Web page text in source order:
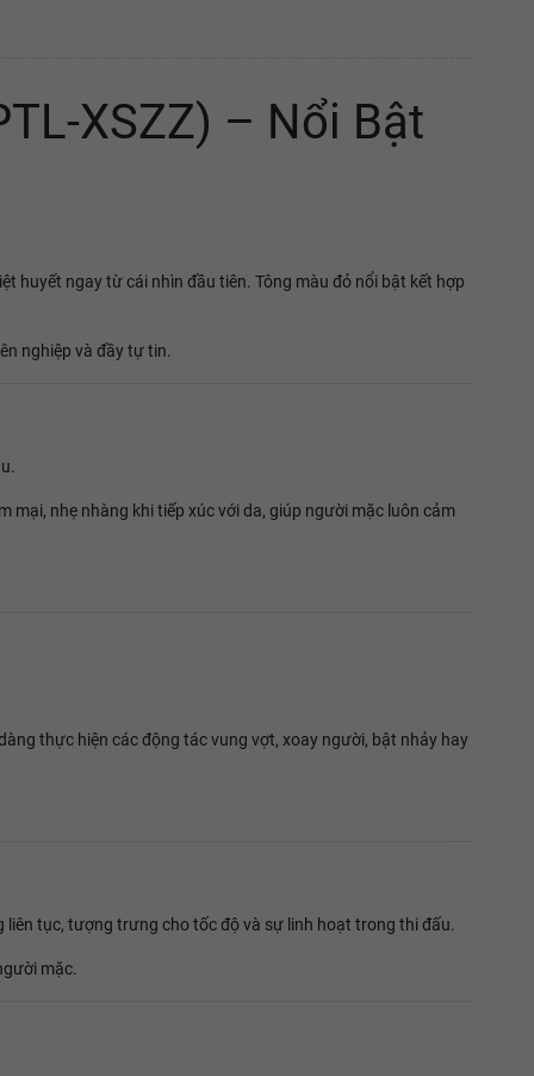
XSZZ) – Nổi Bật
huyết ngay từ cái nhìn đầu tiên. Tông màu đỏ nổi bật kết hợp
nghiệp và đầy tự tin.
nhẹ nhàng khi tiếp xúc với da, giúp người mặc luôn cảm
thực hiện các động tác vung vợt, xoay người, bật nhảy hay
liên tục, tượng trưng cho tốc độ và sự linh hoạt trong thi đấu.
mặc.